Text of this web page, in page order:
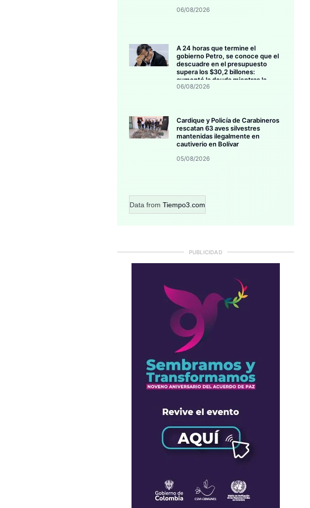
06/08/2026
A 24 horas que termine el
gobierno Petro, se conoce que el
descuadre en el presupuesto
supera los $30,2 billones:
aumentó la deuda mientras la
inversión se estanca
06/08/2026
Cardique y Policía de Carabineros
rescatan 63 aves silvestres
mantenidas ilegalmente en
cautiverio en Bolívar
05/08/2026
Data from Tiempo3.com
PUBLICIDAD